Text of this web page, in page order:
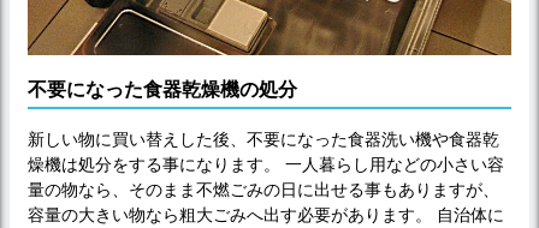
不要になった食器乾燥機の処分
新しい物に買い替えした後、不要になった食器洗い機や食器乾
燥機は処分をする事になります。 一人暮らし用などの小さい容
量の物なら、そのまま不燃ごみの日に出せる事もありますが、
容量の大きい物なら粗大ごみへ出す必要があります。 自治体に